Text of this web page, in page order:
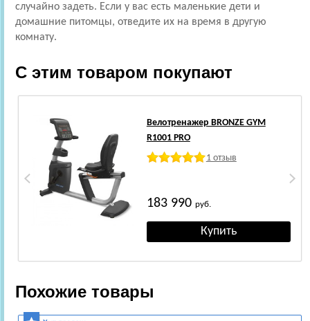
случайно задеть. Если у вас есть маленькие дети и
домашние питомцы, отведите их на время в другую
комнату.
С этим товаром покупают
Велотренажер BRONZE GYM
R1001 PRO
1 отзыв
183 990 руб.
Похожие товары